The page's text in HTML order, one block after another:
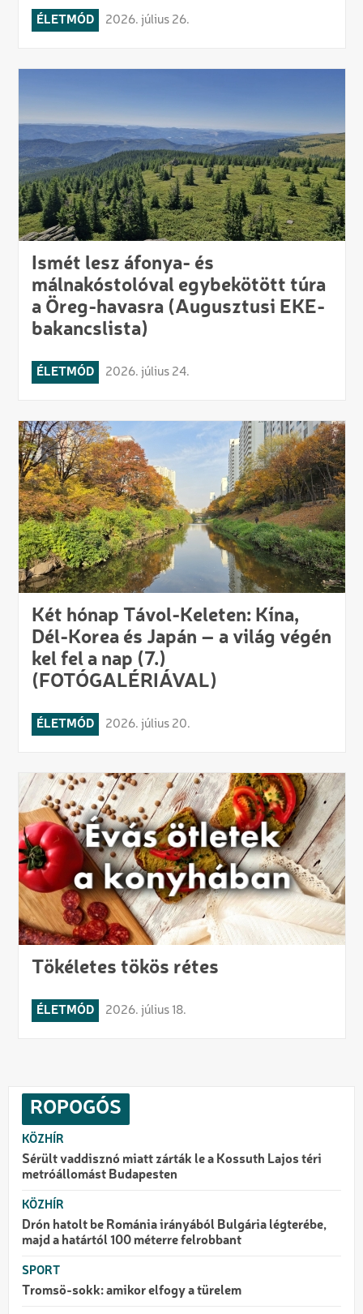
ÉLETMÓD 2026. július 26.
Ismét lesz áfonya- és
málnakóstolóval egybekötött túra
a Öreg-havasra (Augusztusi EKE-
bakancslista)
ÉLETMÓD 2026. július 24.
Két hónap Távol-Keleten: Kína,
Dél-Korea és Japán – a világ végén
kel fel a nap (7.)
(FOTÓGALÉRIÁVAL)
ÉLETMÓD 2026. július 20.
Tökéletes tökös rétes
ÉLETMÓD 2026. július 18.
ROPOGÓS
KÖZHÍR
Sérült vaddisznó miatt zárták le a Kossuth Lajos téri
metróállomást Budapesten
KÖZHÍR
Drón hatolt be Románia irányából Bulgária légterébe,
majd a határtól 100 méterre felrobbant
SPORT
Tromsö-sokk: amikor elfogy a türelem